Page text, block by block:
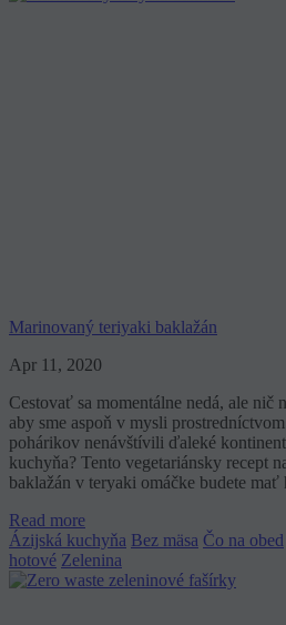
Marinovaný teriyaki baklažán
Apr 11, 2020
Cestovať sa momentálne nedá, ale nič
aby sme aspoň v mysli
pohárikov nenávštívili ďaleké
kuchyňa? Tento vegetariánsky recept
baklažán v teryaki omáčke budete
Read more
Ázijská kuchyňa Bez mäsa Čo na obed
hotové Zelenina